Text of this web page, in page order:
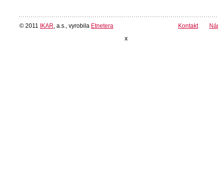
© 2011 IKAR , a.s., vyrobila Etnetera Kontakt
x